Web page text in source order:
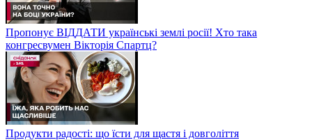
Пропонує ВІДДАТИ українські землі росії! Хто така
конгресвумен Вікторія Спартц?
Продукти радості: що їсти для щастя і довголіття